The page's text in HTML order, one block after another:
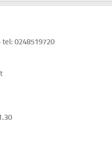
tel: 0248519720